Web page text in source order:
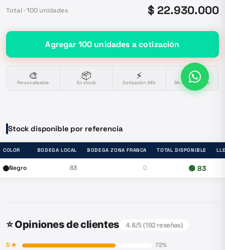
Total · 100 unidades $ 22.930.000
Agregar 100 unidades a cotización
🎨
Personalizable
📦
En stock
⚡
Cotización 24h
🔒
Sin compromiso
Stock disponible por referencia
COLOR BODEGA LOCAL BODEGA ZONA FRANCA TOTAL DISPONIBLE
Negro 83 0 🟢 83
⭐ Opiniones de clientes 4.8/5 (192 reseñas)
5★ 72%